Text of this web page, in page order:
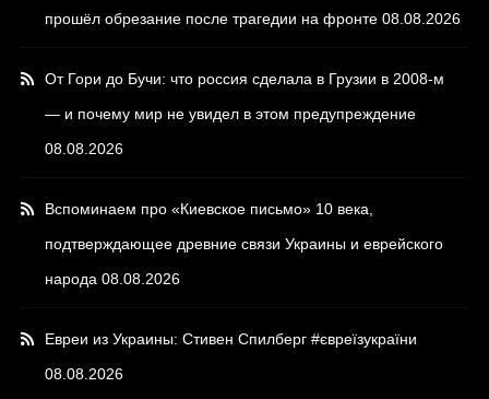
прошёл обрезание после трагедии на фронте 08.08.2026
От Гори до Бучи: что россия сделала в Грузии в 2008-м
— и почему мир не увидел в этом предупреждение
08.08.2026
Вспоминаем про «Киевское письмо» 10 века,
подтверждающее древние связи Украины и еврейского
народа 08.08.2026
Евреи из Украины: Стивен Спилберг #євреїзукраїни
08.08.2026